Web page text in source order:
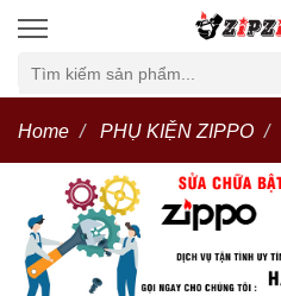
Home PHỤ KIỆN ZIPPO